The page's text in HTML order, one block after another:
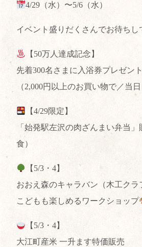
4/29（水）〜5/6（水）
イベント盛りだくさんでお待ちし
【50万人達成記念】
先着300名さまに入浴券プレゼント
（2,000円以上のお買い物で／当
【4/29限定】
「始発駅左沢の肉ざんまい弁当」
食）
【5/3・4】
おおえ森のキャラバン（木工クラ
こどもも楽しめるワークショップ
【5/3・4】
大江町産米 一升ます特価販売